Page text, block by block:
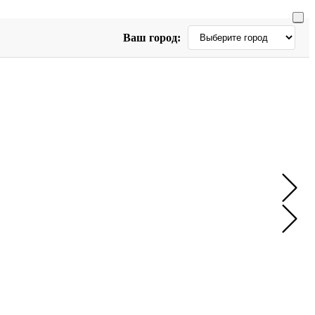
Ваш город: